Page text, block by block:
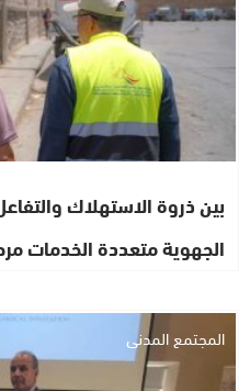
بين ذروة الاستهلاك
الجهوية متعددة الخدمات
المجتمع المدني